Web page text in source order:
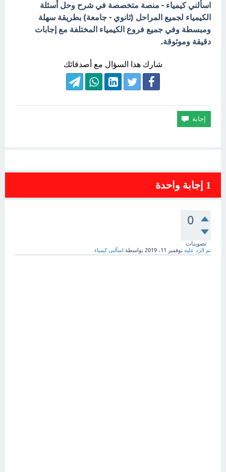
اسألني كيمياء - منصة متخصصة في شرح وحل أسئلة
الكيمياء لجميع المراحل (ثانوي - جامعة) بطريقة سهلة
ومبسطة وفي جميع فروع الكيمياء المختلفة مع إجابات
دقيقة وموثوقة.
شارك هذا السؤال مع أصدقائك
1 إجابة واحدة
0
تصويتات
تم الرد عليه نوفمبر 11، 2019 بواسطة اسألنى كيمياء